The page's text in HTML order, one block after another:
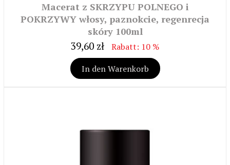
Macerat z SKRZYPU POLNEGO i
POKRZYWY włosy, paznokcie, regenrecja
skóry 100ml
39,60 zł
Rabatt: 10 %
In den Warenkorb